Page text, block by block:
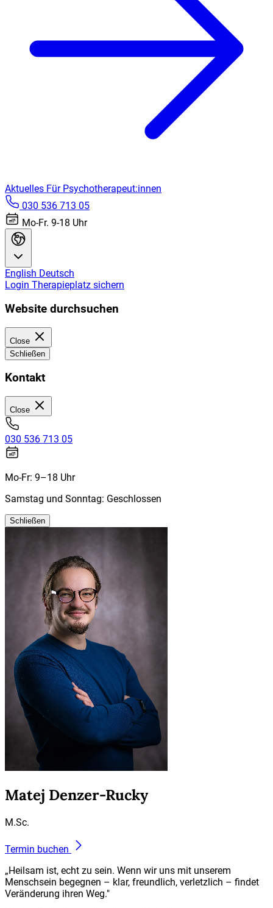
Aktuelles Für Psychotherapeut:innen
030 536 713 05
Mo-Fr. 9-18 Uhr
English Deutsch
Login Therapieplatz sichern
Website durchsuchen
Close
Schließen
Kontakt
Close
030 536 713 05
Mo-Fr: 9–18 Uhr
Samstag und Sonntag: Geschlossen
Schließen
Matej Denzer-Rucky
M.Sc.
Termin buchen
„Heilsam ist, echt zu sein. Wenn wir uns mit unserem
Menschsein begegnen – klar, freundlich, verletzlich – findet
Veränderung ihren Weg."